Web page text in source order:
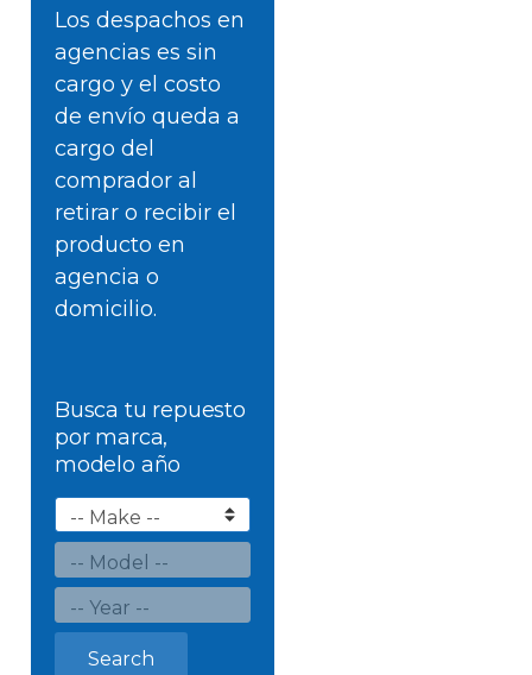
Los despachos en
agencias es sin
cargo y el costo
de envío queda a
cargo del
comprador al
retirar o recibir el
producto en
agencia o
domicilio.
Busca tu repuesto
por marca,
modelo año
Search